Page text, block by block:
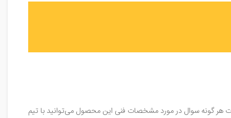
فرمایید و یا در صورت هر گونه سوال در مورد مشخصات فنی این محصول می‌توانید با تیم